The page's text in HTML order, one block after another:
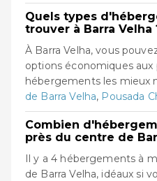
Quels types
trouver à Barra Velha
À Barra Velha, vous
options économiques aux
hébergements les mieux
de Barra Velha, Pousada
Combien
près du centre de
Il y a 4 hébergements à
de Barra Velha, idéaux si